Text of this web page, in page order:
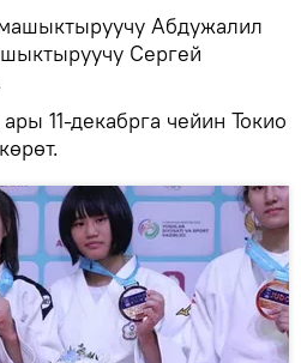
Абдужалил
Сергей
11-декабрга чейин Токио